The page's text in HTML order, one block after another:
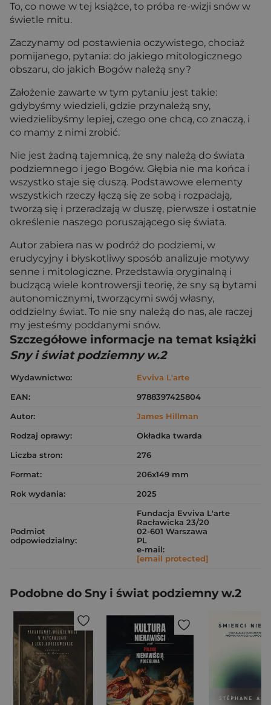
To, co nowe w tej książce, to próba re-wizji snów w
świetle mitu.
Zaczynamy od postawienia oczywistego, chociaż
pomijanego, pytania: do jakiego mitologicznego
obszaru, do jakich Bogów należą sny?
Założenie zawarte w tym pytaniu jest takie:
gdybyśmy wiedzieli, gdzie przynależą sny,
wiedzielibyśmy lepiej, czego one chcą, co znaczą, i
co mamy z nimi zrobić.
Nie jest żadną tajemnicą, że sny należą do świata
podziemnego i jego Bogów. Głębia nie ma końca i
wszystko staje się duszą. Podstawowe elementy
wszystkich rzeczy łączą się ze sobą i rozpadają,
tworzą się i przeradzają w duszę, pierwsze i ostatnie
określenie naszego poruszającego się świata.
Autor zabiera nas w podróż do podziemi, w
erudycyjny i błyskotliwy sposób analizuje motywy
senne i mitologiczne. Przedstawia oryginalną i
budzącą wiele kontrowersji teorię, że sny są bytami
autonomicznymi, tworzącymi swój własny,
oddzielny świat. To nie sny należą do nas, ale raczej
my jesteśmy poddanymi snów.
Szczegółowe informacje na temat książki
Sny i świat podziemny w.2
Wydawnictwo:
Evviva L'arte
EAN:
9788397425804
Autor:
James Hillman
Rodzaj oprawy:
Okładka twarda
Liczba stron:
276
Format:
206x149 mm
Rok wydania:
2025
Podmiot
odpowiedzialny:
Fundacja Evviva L'arte
Racławicka 23/20
02-601 Warszawa
PL
e-mail:
[email protected]
Podobne do Sny i świat podziemny w.2